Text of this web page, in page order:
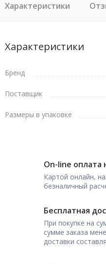
Характеристики
Характеристики
Бренд
Поставщик
Размеры в упаковке
On-line оплата
Картой онлайн,
безналичный
Бесплатная
При покупке на
сумме заказа
доставки